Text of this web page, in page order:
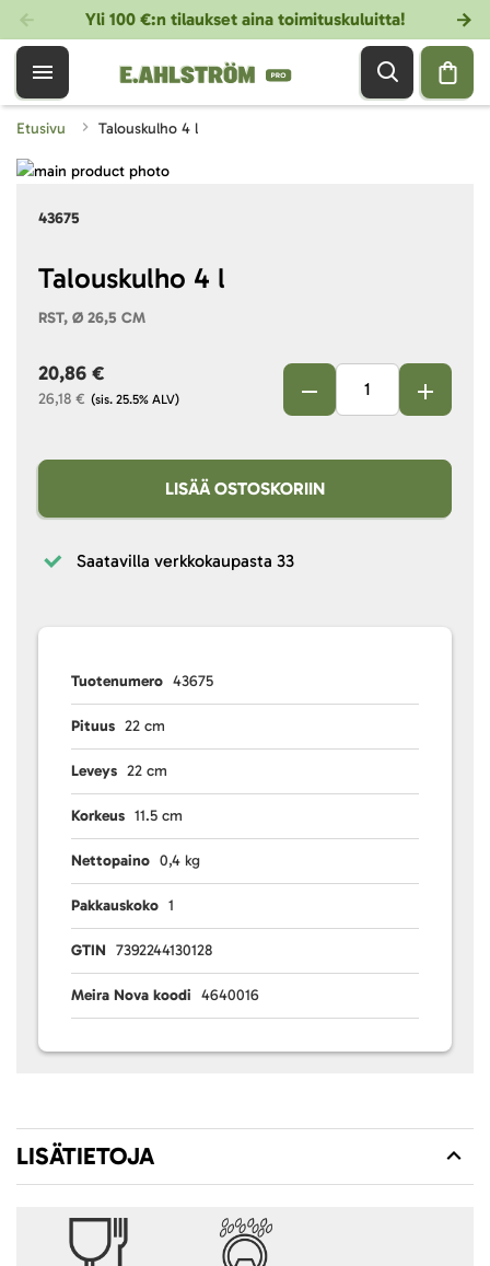
Yli 100 €:n tilaukset aina toimituskuluitta!
Etusivu Talouskulho 4 l
43675
Talouskulho 4 l
RST, Ø 26,5 CM
(sis. 25.5% ALV)
26,18 €
20,86 €
LISÄÄ OSTOSKORIIN
Saatavilla verkkokaupasta 33
Tuotenumero 43675
Pituus 22 cm
Leveys 22 cm
Korkeus 11.5 cm
Nettopaino 0,4 kg
Pakkauskoko 1
GTIN 7392244130128
Meira Nova koodi 4640016
Skip
images
beginning
gallery
LISÄTIETOJA